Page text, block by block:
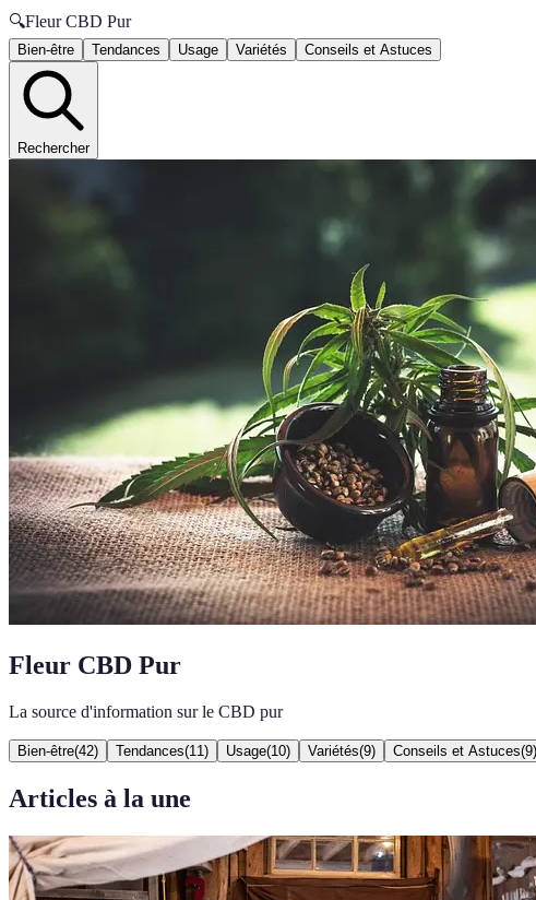
🔍Fleur CBD Pur
Bien-être Tendances Usage Variétés Conseils et Astuces
Rechercher
Fleur CBD Pur
La source d'information sur le CBD pur
Bien-être(42) Tendances(11 ) Usage(10) Variétés(9) Conseils et Astuces(9)
Articles à la une